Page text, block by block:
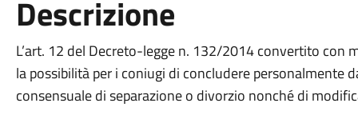
Descrizione
L’art. 12 del Decreto-legge n. 132/2014 convertito con
la possibilità per i coniugi di concludere personalmente
consensuale di separazione o divorzio nonché di